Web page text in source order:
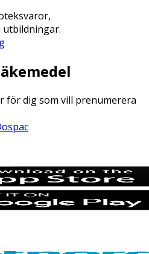
för dig som vill prenumerera